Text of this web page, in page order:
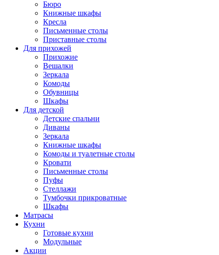
Бюро
Книжные шкафы
Кресла
Письменные столы
Приставные столы
Для прихожей
Прихожие
Вешалки
Зеркала
Комоды
Обувницы
Шкафы
Для детской
Детские спальни
Диваны
Зеркала
Книжные шкафы
Комоды и туалетные столы
Кровати
Письменные столы
Пуфы
Стеллажи
Тумбочки прикроватные
Шкафы
Матрасы
Кухни
Готовые кухни
Модульные
Акции